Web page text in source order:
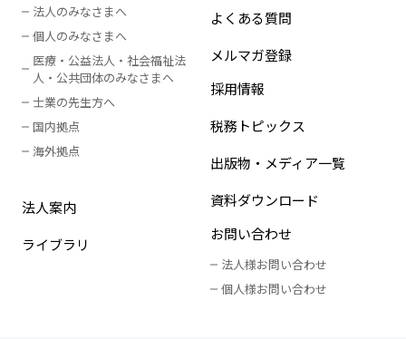
法人のみなさまへ
個人のみなさまへ
医療・公益法人・社会福祉法
人 ・ 公共団体のみなさまへ
士業の先生方へ
国内拠点
海外拠点
法人案内
ライブラリ
よくある質問
メルマガ登録
採用情報
税務トピックス
出版物・メディア一覧
資料ダウンロード
お問い合わせ
法人様お問い合わせ
個人様お問い合わせ